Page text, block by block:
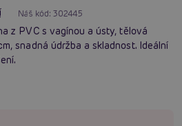
Náš kód:302445
z PVC s vagínou a ústy, tělová
snadná údržba a skladnost. Ideální